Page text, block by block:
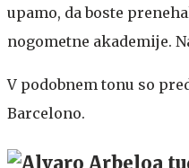
upamo, da boste
nogometne akademije.
V podobnem tonu so
Barcelono.